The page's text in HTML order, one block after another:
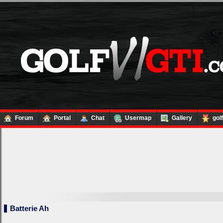
Forum Portal Chat Usermap Gallery
Batterie Ah